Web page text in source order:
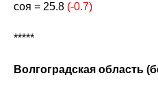
соя = 25.8 (-0.7)
*****
Волгоградская область